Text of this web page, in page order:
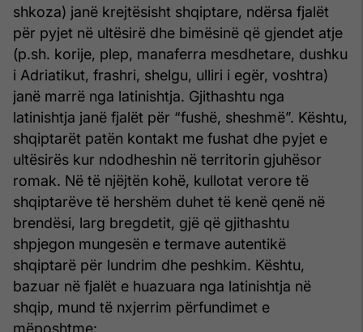
shkoza) janë krejtësisht shqiptare, ndërsa fjalët
për pyjet në ultësirë dhe bimësinë që gjendet atje
(p.sh. korije, plep, manaferra mesdhetare, dushku
i Adriatikut, frashri, shelgu, ulliri i egër, voshtra)
janë marrë nga latinishtja. Gjithashtu nga
latinishtja janë fjalët për “fushë, sheshmë”. Kështu,
shqiptarët patën kontakt me fushat dhe pyjet e
ultësirës kur ndodheshin në territorin gjuhësor
romak. Në të njëjtën kohë, kullotat verore të
shqiptarëve të hershëm duhet të kenë qenë në
brendësi, larg bregdetit, gjë që gjithashtu
shpjegon mungesën e termave autentikë
shqiptarë për lundrim dhe peshkim. Kështu,
bazuar në fjalët e huazuara nga latinishtja në
shqip, mund të nxjerrim përfundimet e
mëposhtme: